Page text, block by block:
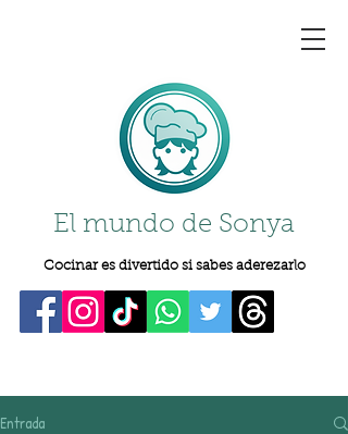
El mundo de Sonya
Cocinar es divertido si sabes aderezarlo
Entrada